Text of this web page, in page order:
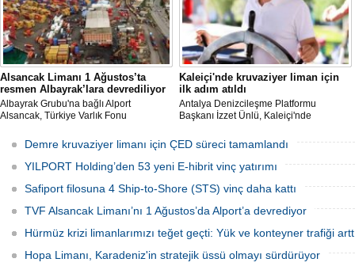
Alsancak Limanı 1 Ağustos’ta
resmen Albayrak’lara devrediliyor
Albayrak Grubu'na bağlı Alport
Alsancak, Türkiye Varlık Fonu
yük limanı işletmesini 1 Ağustos 2026
itibarıyla devralacağını liman
kullanıcılarına gönderdiği resmi yazıyla
Kaleiçi'nde kruvaziyer liman için
ilk adım atıldı
Antalya Denizcileşme Platformu
Başkanı İzzet Ünlü, Kaleiçi'nde
Ulaştırma ve Altyapı Bakanlığı 6'ncı
Bölge Müdürlüğü tarafından teknik
çalışma başlatıldığını açıkladı.
Demre kruvaziyer limanı için ÇED süreci tamamlandı
YILPORT Holding’den 53 yeni E-hibrit vinç yatırımı
Safiport filosuna 4 Ship-to-Shore (STS) vinç daha kattı
TVF Alsancak Limanı’nı 1 Ağustos’da Alport’a devrediyor
Hürmüz krizi limanlarımızı teğet geçti: Yük ve konteyner trafiği
Hopa Limanı, Karadeniz'in stratejik üssü olmayı sürdürüyor